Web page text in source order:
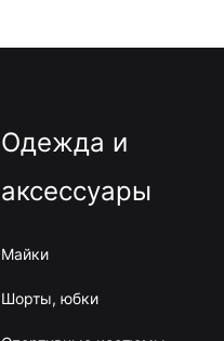
Одежда и
аксессуары
Майки
Шорты, юбки